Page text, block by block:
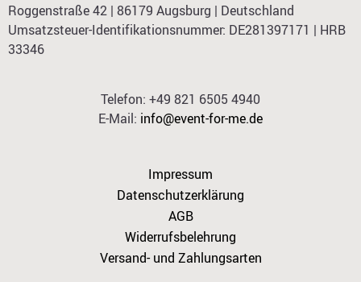
Roggenstraße 42 | 86179 Augsburg | Deutschland
Umsatzsteuer-Identifikationsnummer: DE281397171 | HRB
33346
Telefon: +49 821 6505 4940
E-Mail: info@event-for-me.de
Impressum
Datenschutzerklärung
AGB
Widerrufsbelehrung
Versand- und Zahlungsarten